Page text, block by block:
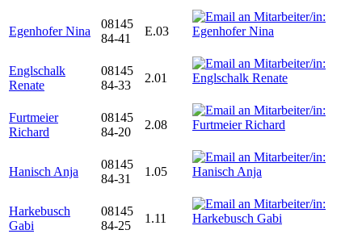
Egenhofer Nina
08145
84-41
E.03
Englschalk
Renate
08145
84-33
2.01
Furtmeier
Richard
08145
84-20
2.08
Hanisch Anja
08145
84-31
1.05
Harkebusch
Gabi
08145
84-25
1.11